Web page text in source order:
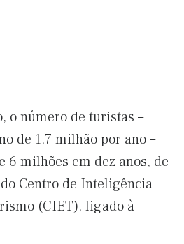
o número de turistas –
de 1,7 milhão por ano –
6 milhões em dez anos, de
Centro de Inteligência
(CIET), ligado à